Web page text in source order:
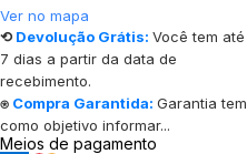
Ver no mapa
⟲ Devolução Grátis: Você tem até
7 dias a partir da data de
recebimento.
⍟ Compra Garantida: Garantia tem
como objetivo informar...
Meios de pagamento